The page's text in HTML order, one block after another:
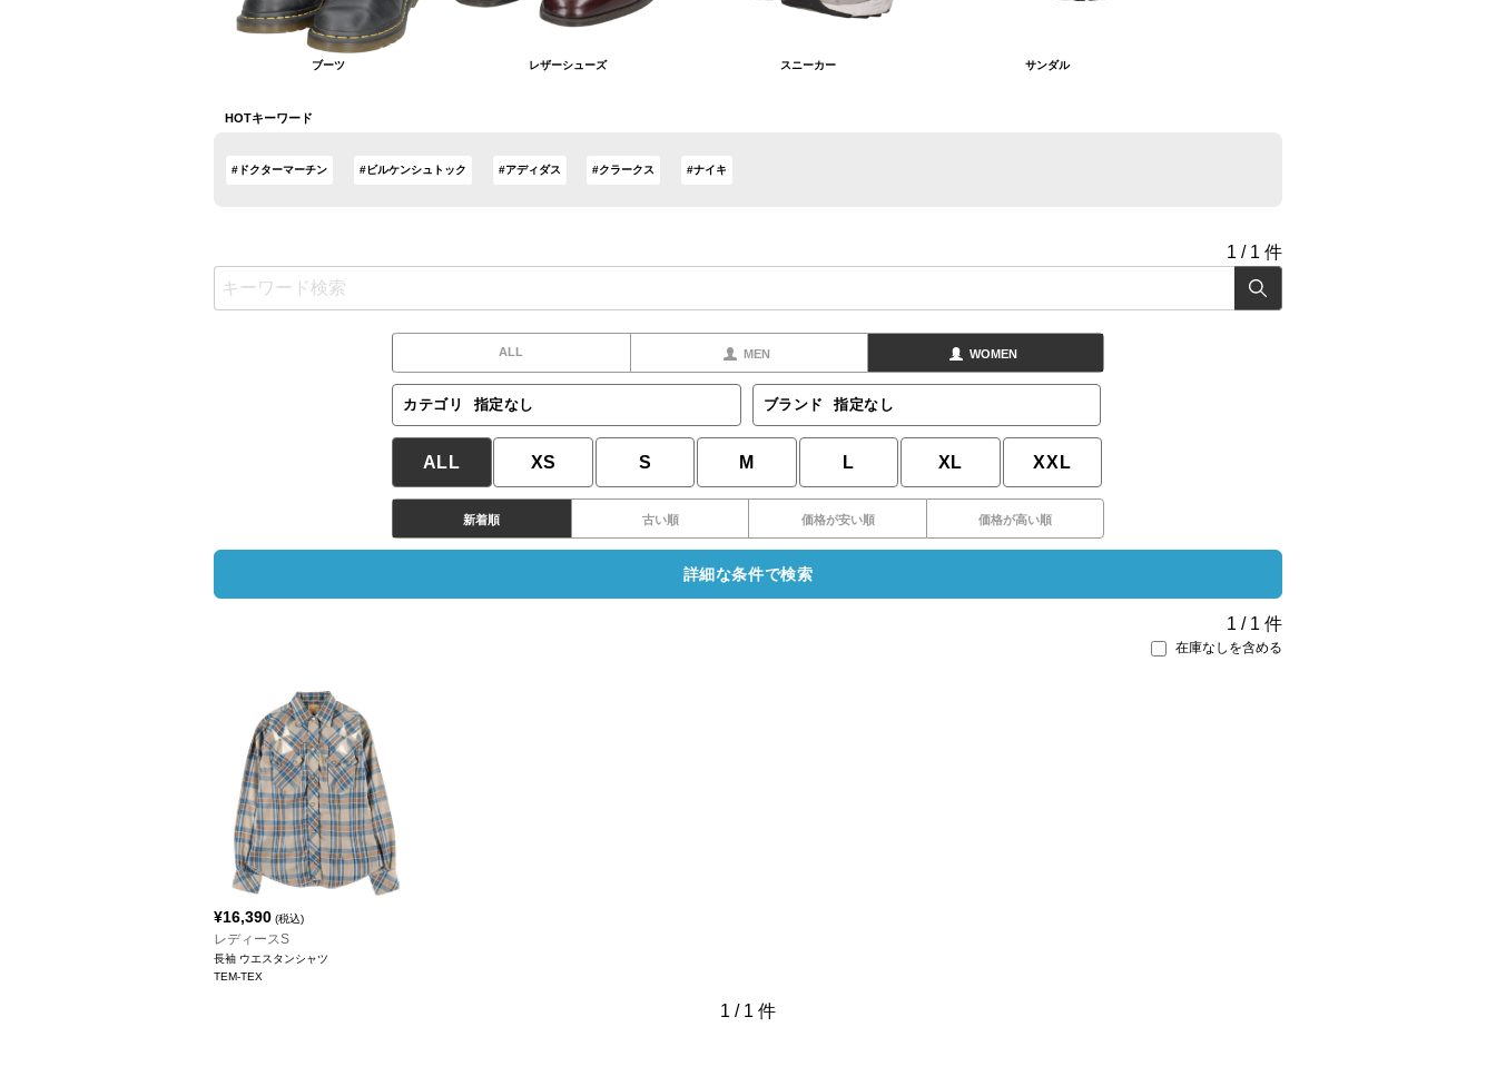
ブーツ レザーシューズ スニーカー サンダル
HOTキーワード
#ドクターマーチン #ビルケンシュトック #アディダス #クラークス #ナイキ
1 / 1 件
ALL MEN WOMEN
カテゴリ 指定なし ブランド 指定なし
ALL XS S M L XL XXL
新着順 古い順 価格が安い順 価格が高い順
詳細な条件で検索
1 / 1 件
在庫なしを含める
¥16,390 (税込)
レディースS
長袖 ウエスタンシャツ
TEM-TEX
1 / 1 件